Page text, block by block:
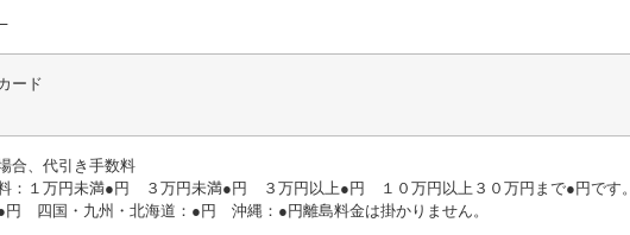
ード
合、代引き手数料
：１万円未満●円 ３万円未満●円 ３万円以上●円 １０万円以上３０万円まで●円です。
円 四国・九州・北海道：●円 沖縄：●円離島料金は掛かりません。